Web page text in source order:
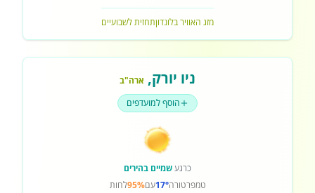
מזג האוויר בלונדוןתחזית לשבועיים
ניו יורק, ארה"ב
הוסף למועדפים
כרגעשמיים בהירים
טמפרטורה17°עם95%לחות